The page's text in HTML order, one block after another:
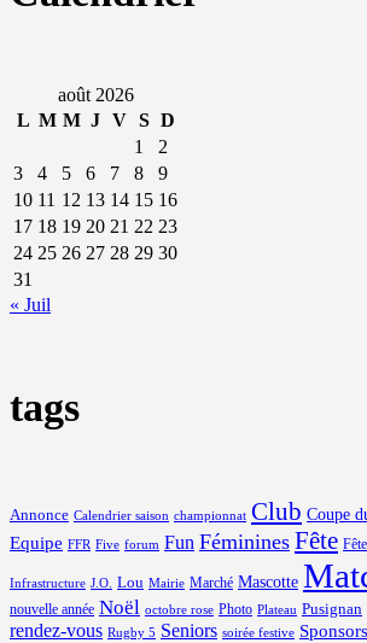
août 2026
L M M J V S D
1
2
3
4 5 6 7 8
9
10 11 12 13 14 15 16
17 18 19 20 21 22 23
24 25 26 27 28 29 30
31
« Juil
tags
Annonce Calendrier saison championnat Club Coupe
Equipe FFR Five forum Fun Féminines Fête
Infrastructure J.O. Lou Mairie Marché Mascotte
nouvelle année Noël octobre rose Photo Plateau Pusignan
rendez-vous Rugby 5 Seniors soirée festive Sponsors